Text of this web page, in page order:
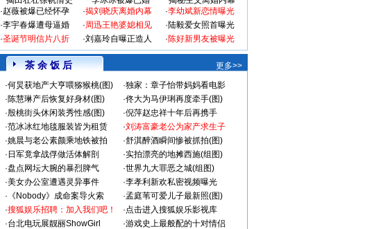
·赵薇被爆已经怀孕
·李宇春爆遭母逼婚
·圣诞节明信片八折
·揭刘晓庆离婚内幕
·周迅王艳婆媳相见
·刘嘉玲自曝正造人
·李幼斌新恋情曝光
·陆毅爱女照首曝光
·陈好新男友被曝光
茶 余 饭 后
更多>>
·何炅获地产大亨喂猕猴桃(图) ·独家：章子怡带妈妈看电影
·陈慧琳产后恢复好身材(图) ·佟大为马伊琍再度牵手(图)
·殷桃街头休闲装秀性感(图) ·倪萍赵忠祥十年后再携手
·范冰冰红地毯服装皆为租赁 ·刘涛富豪老公为家产求生子
·姚晨与老公素颜乘地铁被拍 ·舒淇醉酒瞬间惨被抓拍(图)
· 日军竟拿战俘做活体解剖 ·实拍漂亮的地摊西施(组图)
·盘点网坛大腕的暴烈脾气 ·世界九大罪恶之城(组图)
·美女办公室遭遇灵异事件 ·李孝利新欢私密视频曝光
· 《Nobody》成命案导火索 ·孟庭苇可爱儿子最新照(图)
·搜狐娱乐招聘：加入我们吧！ ·点击进入搜狐娱乐影视库
·台北电玩展靓丽ShowGirl ·游戏史上最般配的十对情侣